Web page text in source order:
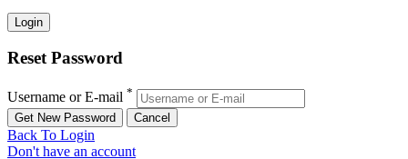
Reset Password
Username or E-mail *
Back To Login
Don't have an account